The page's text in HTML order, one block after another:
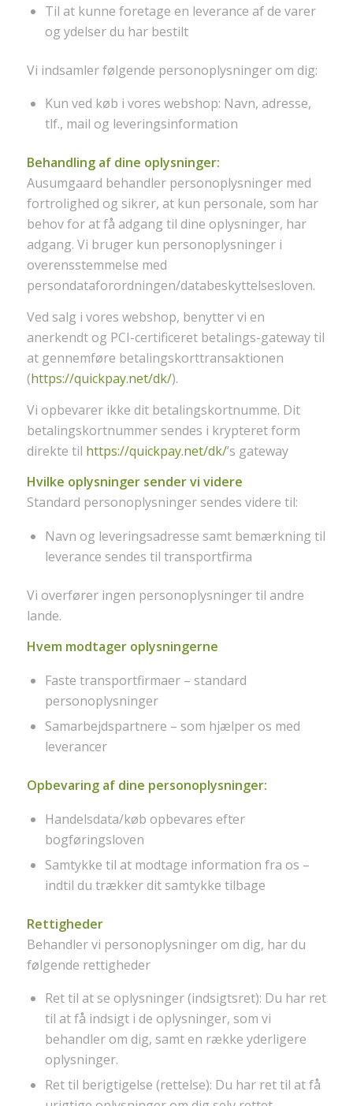
Til at kunne foretage en leverance af de varer
og ydelser du har bestilt
Vi indsamler følgende personoplysninger om dig:
Kun ved køb i vores webshop: Navn, adresse,
tlf., mail og leveringsinformation
Behandling af dine oplysninger:
Ausumgaard behandler personoplysninger med
fortrolighed og sikrer, at kun personale, som har
behov for at få adgang til dine oplysninger, har
adgang. Vi bruger kun personoplysninger i
overensstemmelse med
persondataforordningen/databeskyttelsesloven.
Ved salg i vores webshop, benytter vi en
anerkendt og PCI-certificeret betalings-gateway til
at gennemføre betalingskorttransaktionen
(https://quickpay.net/dk/).
Vi opbevarer ikke dit betalingskortnumme. Dit
betalingskortnummer sendes i krypteret form
direkte til https://quickpay.net/dk/’s gateway
Hvilke oplysninger sender vi videre
Standard personoplysninger sendes videre til:
Navn og leveringsadresse samt bemærkning til
leverance sendes til transportfirma
Vi overfører ingen personoplysninger til andre
lande.
Hvem modtager oplysningerne
Faste transportfirmaer – standard
personoplysninger
Samarbejdspartnere – som hjælper os med
leverancer
Opbevaring af dine personoplysninger:
Handelsdata/køb opbevares efter
bogføringsloven
Samtykke til at modtage information fra os –
indtil du trækker dit samtykke tilbage
Rettigheder
Behandler vi personoplysninger om dig, har du
følgende rettigheder
Ret til at se oplysninger (indsigtsret): Du har ret
til at få indsigt i de oplysninger, som vi
behandler om dig, samt en række yderligere
oplysninger.
Ret til berigtigelse (rettelse): Du har ret til at få